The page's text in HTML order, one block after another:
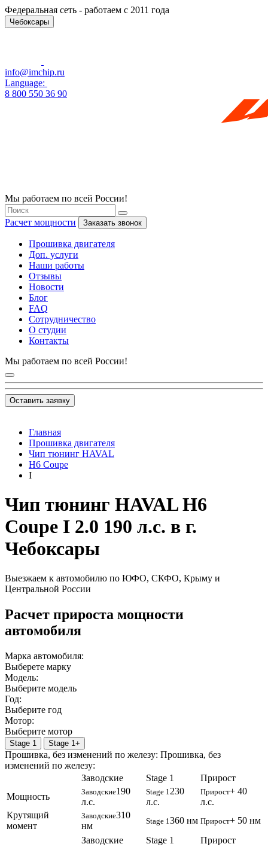
Федеральная сеть - работаем с 2011 года
Чебоксары
info@imchip.ru
Language:
8 800 550 36 90
Мы работаем по всей России!
Расчет мощности Заказать звонок
Прошивка двигателя
Доп. услуги
Наши работы
Отзывы
Новости
Блог
FAQ
Сотрудничество
О студии
Контакты
Мы работаем по всей России!
Оставить заявку
Главная
Прошивка двигателя
Чип тюнинг HAVAL
H6 Coupe
I
Чип тюнинг HAVAL H6
Coupe I 2.0 190 л.с. в г.
Чебоксары
Выезжаем к автомобилю по ЮФО, СКФО, Крыму и
Центральной России
Расчет прироста мощности
автомобиля
Марка автомобиля:
Выберете марку
Модель:
Выберите модель
Год:
Выберите год
Мотор:
Выберите мотор
Stage 1 Stage 1+
Прошивка, без изменений по железу: Прошивка, без
изменений по железу:
Заводские
Stage 1
Прирост
Мощность
Заводские190
л.с.
Stage 1 230
л.с.
Прирост+ 40
л.с.
Крутящий
момент
Заводские310
нм
Stage 1 360 нм Прирост+ 50 нм
Заводские
Stage 1
Прирост